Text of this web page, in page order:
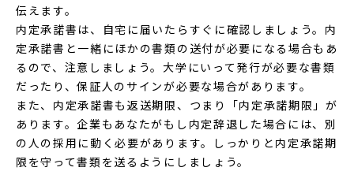
伝えます。
内定承諾書は、自宅に届いたらすぐに確認しましょう。内
定承諾書と一緒にほかの書類の送付が必要になる場合もあ
るので、注意しましょう。大学にいって発行が必要な書類
だったり、保証人のサインが必要な場合があります。
また、内定承諾書も返送期限、つまり「内定承諾期限」が
あります。企業もあなたがもし内定辞退した場合には、別
の人の採用に動く必要があります。しっかりと内定承諾期
限を守って書類を送るようにしましょう。